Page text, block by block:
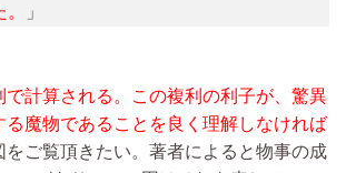
」
で計算される。この複利の利子が、驚異
る魔物であることを良く理解しなければ
をご覧頂きたい。著者によると物事の成